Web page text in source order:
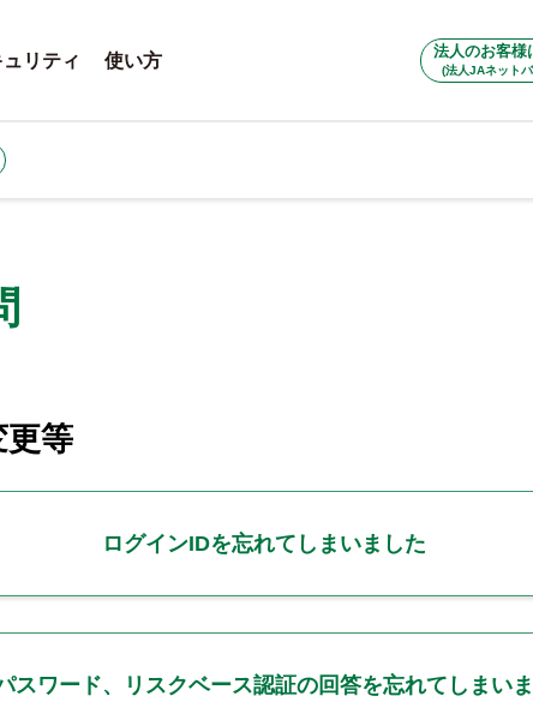
法人のお客様
(法人JAネット
リティ 使い方
等
ログインIDを忘れてしまいました
スワード、リスクベース認証の回答を忘れてしまい